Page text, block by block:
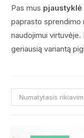
Pas mus pjaustyklė
paprasto sprendimo
naudojimui
geriausią variantą
Numatytasis